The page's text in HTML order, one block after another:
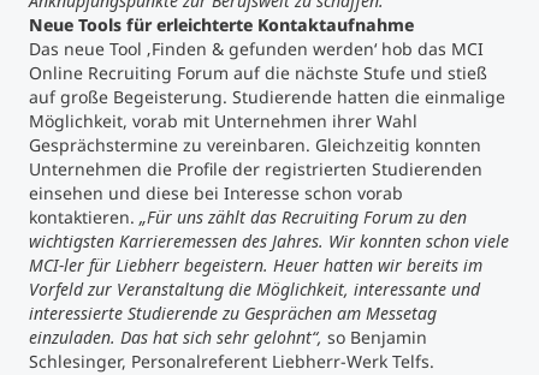
Neue Tools für erleichterte Kontaktaufnahme
Das neue Tool ‚Finden & gefunden werden‘ hob das MCI
Online Recruiting Forum auf die nächste Stufe und stieß
auf große Begeisterung. Studierende hatten die einmalige
Möglichkeit, vorab mit Unternehmen ihrer Wahl
Gesprächstermine zu vereinbaren. Gleichzeitig konnten
Unternehmen die Profile der registrierten Studierenden
einsehen und diese bei Interesse schon vorab
kontaktieren. „Für uns zählt das Recruiting Forum zu den
wichtigsten Karrieremessen des Jahres. Wir konnten schon viele
MCI-ler für Liebherr begeistern. Heuer hatten wir bereits im
Vorfeld zur Veranstaltung die Möglichkeit, interessante und
interessierte Studierende zu Gesprächen am Messetag
einzuladen. Das hat sich sehr gelohnt“, so Benjamin
Schlesinger, Personalreferent Liebherr-Werk Telfs.